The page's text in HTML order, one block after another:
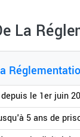
La
le 1er juin
5 ans de